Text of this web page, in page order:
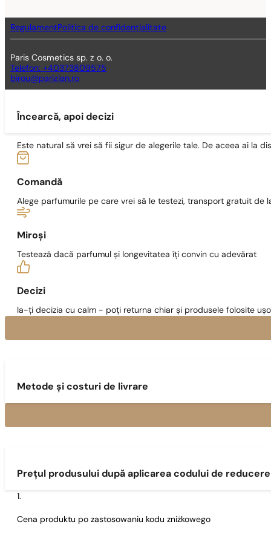
RegulamentPolitica de confidențialitate
Paris Cosmetics sp. z o. o.
Telefon: +40373809575
birou@parizian.ro
Încearcă, apoi decizi
Este natural să vrei să fii sigur de alegerile tale. De aceea ai la
Comandă
Alege parfumurile pe care vrei să le testezi, transport gratuit de
Miroși
Testează dacă parfumul și longevitatea îți convin cu adevărat
Decizi
Ia-ți decizia cu calm - poți returna chiar și produsele folosite
Metode și costuri de livrare
Prețul produsului după aplicarea codului de reducere
Cena produktu po zastosowaniu kodu zniżkowego